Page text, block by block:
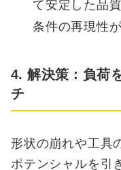
て安定した品
条件の再現性
4. 解決策：負荷
チ
形状の崩れや工具
ポテンシャルを引